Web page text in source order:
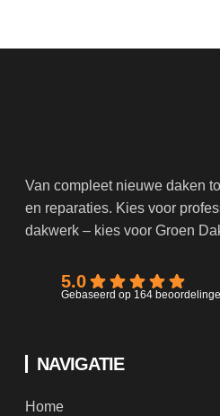
Van compleet nieuwe daken
en reparaties. Kies voor
dakwerk – kies voor Groen
5.0
Gebaseerd op 164
NAVIGATIE
Home